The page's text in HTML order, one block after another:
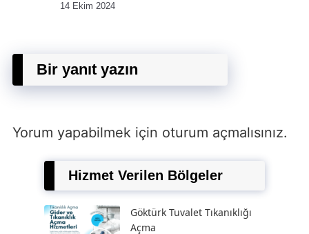
14 Ekim 2024
Bir yanıt yazın
Yorum yapabilmek için oturum açmalısınız.
Hizmet Verilen Bölgeler
Göktürk Tuvalet Tıkanıklığı
Açma